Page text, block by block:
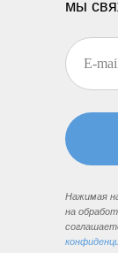
мы
Нажимая
на